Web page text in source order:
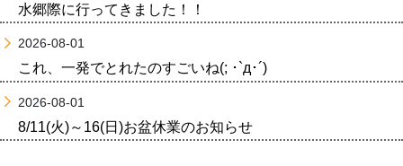
水郷際に行ってきました！！
2026-08-01
これ、一発でとれたのすごいね(; ･`д･´)
2026-08-01
8/11(火)～16(日)お盆休業のお知らせ